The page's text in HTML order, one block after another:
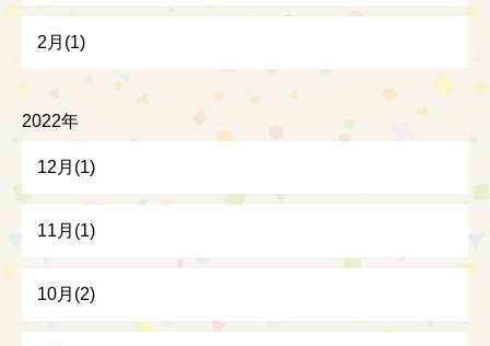
2月(1)
2022年
12月(1)
11月(1)
10月(2)